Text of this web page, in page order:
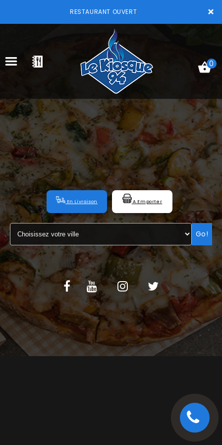
×
RESTAURANT OUVERT
ACCUEIL
LA CARTE
VOTRE COMPTE
NOTRE RESTAURANT
VOS AVIS
MENTIONS LÉGALES
C.G.V
0
En Livraison A Emporter
Go!